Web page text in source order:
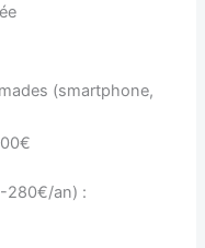
(smartphone,
280€/an) :